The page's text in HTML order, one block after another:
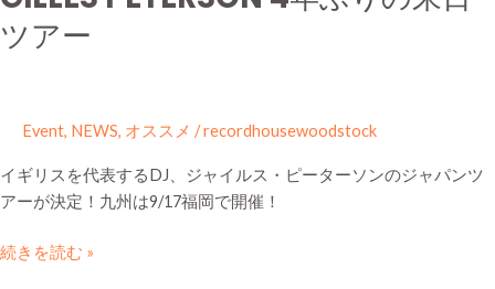
ツアー
Event, NEWS, オススメ /recordhousewoodstock
イギリスを代表するDJ、ジャイルス・ピーターソンのジャパンツ
アーが決定！九州は9/17福岡で開催！
続きを読む »